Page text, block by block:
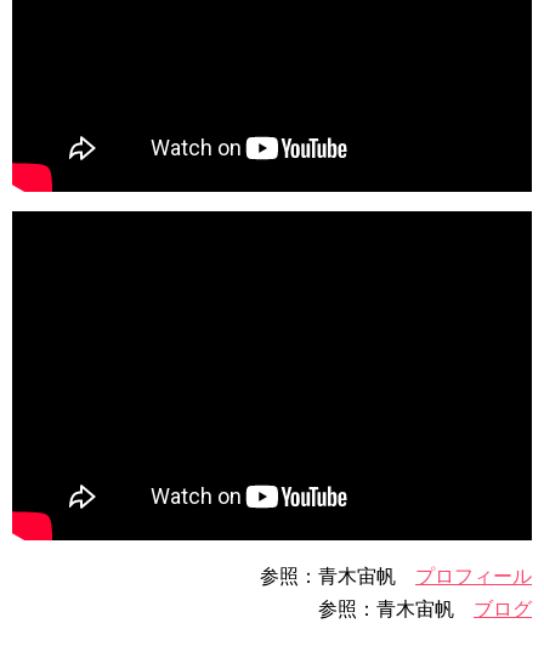
参照：青木宙帆 プロフィール
参照：青木宙帆 ブログ